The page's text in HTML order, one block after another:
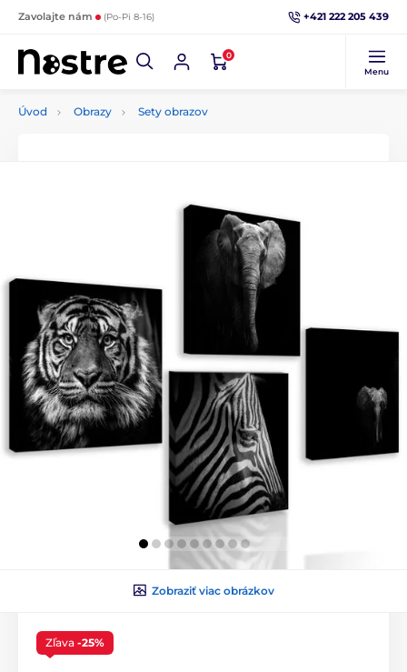
Zavolajte nám (Po-Pi 8-16) +421 222 205 439
0
Menu
Úvod Obrazy Sety obrazov
Zobraziť viac obrázkov
Zľava -25%